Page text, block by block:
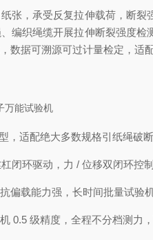
张，承受反复拉伸载荷，断
编织绳缆开展拉伸断裂强度
数据可溯源可过计量检定，适
万能试验机
，适配绝大多数规格引纸绳破
闭环驱动，力 / 位移双闭环控
偏载能力强，长时间批量试验
0.5 级精度，全程不分档测力